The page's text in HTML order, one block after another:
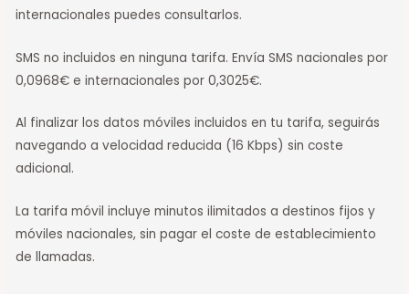
internacionales puedes consultarlos.
SMS no incluidos en ninguna tarifa. Envía SMS nacionales por
0,0968€ e internacionales por 0,3025€.
Al finalizar los datos móviles incluidos en tu tarifa, seguirás
navegando a velocidad reducida (16 Kbps) sin coste
adicional.
La tarifa móvil incluye minutos ilimitados a destinos fijos y
móviles nacionales, sin pagar el coste de establecimiento
de llamadas.